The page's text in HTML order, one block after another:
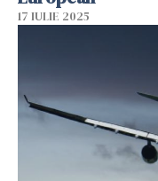
17 IULIE 2025